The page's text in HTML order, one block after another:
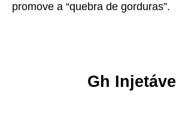
promove a “quebra de gorduras”.
Gh Injetável